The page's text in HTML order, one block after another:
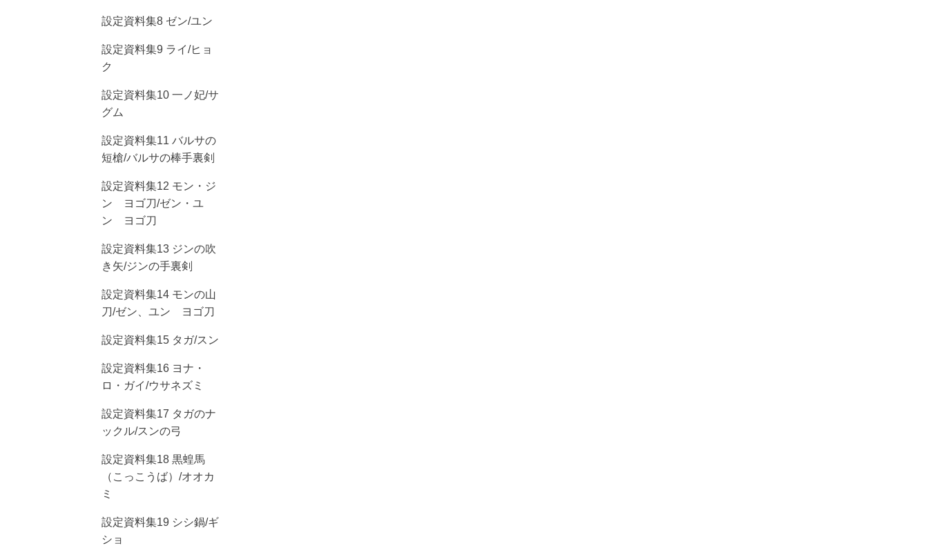
設定資料集8 ゼン/ユン
設定資料集9 ライ/ヒョ
ク
設定資料集10 一ノ妃/サ
グム
設定資料集11 バルサの
短槍/バルサの棒手裏剣
設定資料集12 モン・ジ
ン ヨゴ刀/ゼン・ユ
ン ヨゴ刀
設定資料集13 ジンの吹
き矢/ジンの手裏剣
設定資料集14 モンの山
刀/ゼン、ユン ヨゴ刀
設定資料集15 タガ/スン
設定資料集16 ヨナ・
ロ・ガイ/ウサネズミ
設定資料集17 タガのナ
ックル/スンの弓
設定資料集18 黒蝗馬
（こっこうば）/オオカ
ミ
設定資料集19 シシ鍋/ギ
ショ